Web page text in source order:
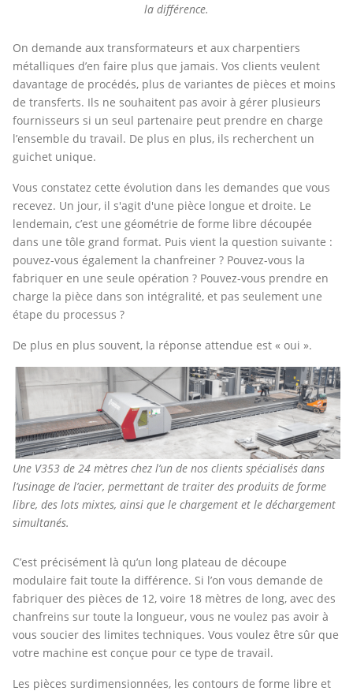
la différence.
On demande aux transformateurs et aux charpentiers
métalliques d’en faire plus que jamais. Vos clients veulent
davantage de procédés, plus de variantes de pièces et moins
de transferts. Ils ne souhaitent pas avoir à gérer plusieurs
fournisseurs si un seul partenaire peut prendre en charge
l’ensemble du travail. De plus en plus, ils recherchent un
guichet unique.
Vous constatez cette évolution dans les demandes que vous
recevez. Un jour, il s'agit d'une pièce longue et droite. Le
lendemain, c’est une géométrie de forme libre découpée
dans une tôle grand format. Puis vient la question suivante :
pouvez-vous également la chanfreiner ? Pouvez-vous la
fabriquer en une seule opération ? Pouvez-vous prendre en
charge la pièce dans son intégralité, et pas seulement une
étape du processus ?
De plus en plus souvent, la réponse attendue est « oui ».
Une V353 de 24 mètres chez l’un de nos clients spécialisés dans
l’usinage de l’acier, permettant de traiter des produits de forme
libre, des lots mixtes, ainsi que le chargement et le déchargement
simultanés.
C’est précisément là qu’un long plateau de découpe
modulaire fait toute la différence. Si l’on vous demande de
fabriquer des pièces de 12, voire 18 mètres de long, avec des
chanfreins sur toute la longueur, vous ne voulez pas avoir à
vous soucier des limites techniques. Vous voulez être sûr que
votre machine est conçue pour ce type de travail.
Les pièces surdimensionnées, les contours de forme libre et